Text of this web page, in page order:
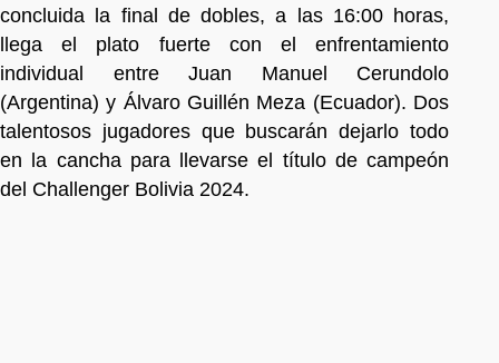
concluida la final de dobles, a las 16:00 horas,
llega el plato fuerte con el enfrentamiento
individual entre Juan Manuel Cerundolo
(Argentina) y Álvaro Guillén Meza (Ecuador). Dos
talentosos jugadores que buscarán dejarlo todo
en la cancha para llevarse el título de campeón
del Challenger Bolivia 2024.